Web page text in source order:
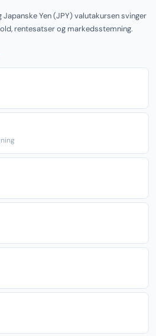
Japanske Yen (JPY) valutakursen svinger
rentesatser og markedsstemning.